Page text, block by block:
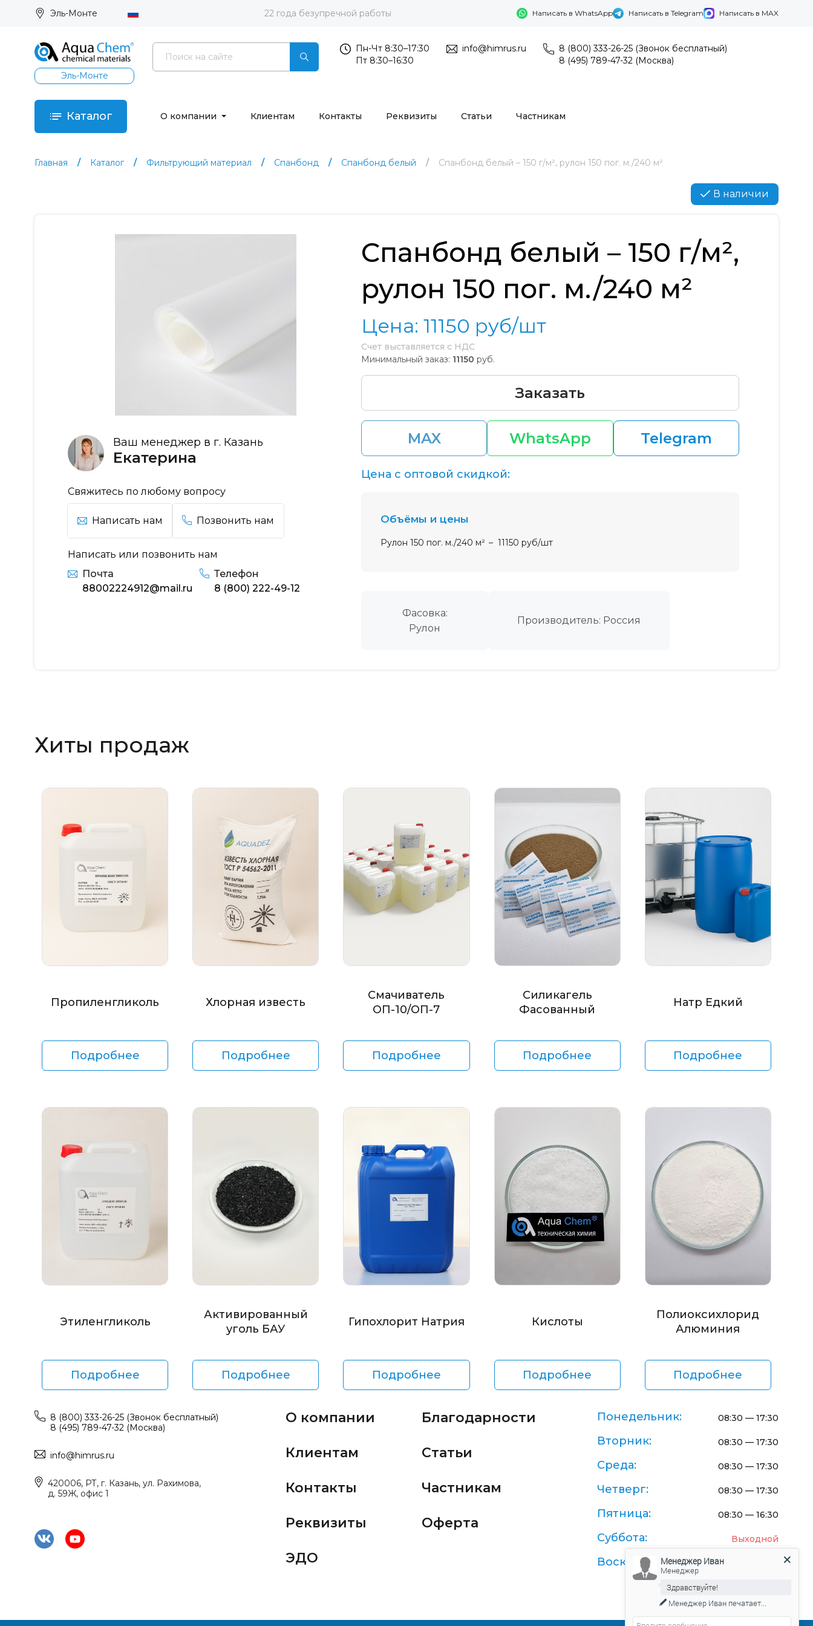
Эль-Монте 22 года безупречной работы Написать в WhatsApp Написать в Telegram Написать в MAX
Эль-Монте
Пн-Чт 8:30–17:30
Пт 8:30–16:30
info@himrus.ru
8 (800) 333-26-25 (Звонок бесплатный)
8 (495) 789-47-32 (Москва)
Каталог О компании Клиентам Контакты Реквизиты Статьи Частникам
Главная Каталог Фильтрующий материал Спанбонд Спанбонд белый Спанбонд белый – 150 г/м², рулон 150 пог. м./240 м²
В наличии
Ваш менеджер в г. Казань
Екатерина
Свяжитесь по любому вопросу
Написать нам Позвонить нам
Написать или позвонить нам
Почта
88002224912@mail.ru
Телефон
8 (800) 222-49-12
Спанбонд белый – 150 г/м²,
рулон 150 пог. м./240 м²
Цена: 11150 руб/шт
Счет выставляется с НДС
Минимальный заказ: 11150 руб.
Заказать
MAX WhatsApp Telegram
Фасовка:
Рулон
Производитель: Россия
Цена с оптовой скидкой:
Объёмы и цены
Рулон 150 пог. м./240 м² 11150 руб/шт
Хиты продаж
Пропиленгликоль
Подробнее
Хлорная известь
Подробнее
Смачиватель
ОП-10/ОП-7
Подробнее
Силикагель
Фасованный
Подробнее
Натр Едкий
Подробнее
Этиленгликоль
Подробнее
Активированный
уголь БАУ
Подробнее
Гипохлорит Натрия
Подробнее
Кислоты
Подробнее
Полиоксихлорид
Алюминия
Подробнее
8 (800) 333-26-25 (Звонок бесплатный)
8 (495) 789-47-32 (Москва)
info@himrus.ru
420006, РТ, г. Казань, ул. Рахимова,
д. 59Ж, офис 1
О компании
Клиентам
Контакты
Реквизиты
ЭДО
Благодарности
Статьи
Частникам
Оферта
Понедельник: 08:30 — 17:30
Вторник: 08:30 — 17:30
Среда: 08:30 — 17:30
Четверг: 08:30 — 17:30
Пятница: 08:30 — 16:30
Суббота: Выходной
Воскресенье:Менеджер Иван
Менеджер
Здравствуйте!
Менеджер Иванпечатает...